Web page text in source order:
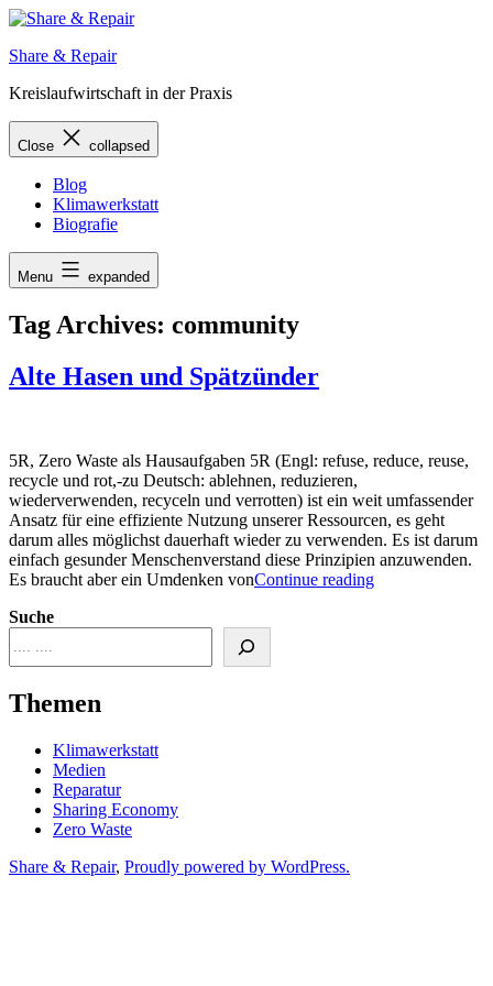
Skip
content
Share & Repair
Kreislaufwirtschaft in der Praxis
Close collapsed
Blog
Klimawerkstatt
Biografie
Menu expanded
Tag Archives: community
Alte Hasen und Spätzünder
5R, Zero Waste als Hausaufgaben 5R (Engl: refuse, reduce, reuse,
recycle und rot,-zu Deutsch: ablehnen, reduzieren,
wiederverwenden, recyceln und verrotten) ist ein weit umfassender
Ansatz für eine effiziente Nutzung unserer Ressourcen, es geht
darum alles möglichst dauerhaft wieder zu verwenden. Es ist darum
einfach gesunder Menschenverstand diese Prinzipien anzuwenden.
Es braucht aber ein Umdenken vonContinue reading“Alte
Suche
Themen
Klimawerkstatt
Medien
Reparatur
Sharing Economy
Zero Waste
Share & Repair, Proudly powered by WordPress.